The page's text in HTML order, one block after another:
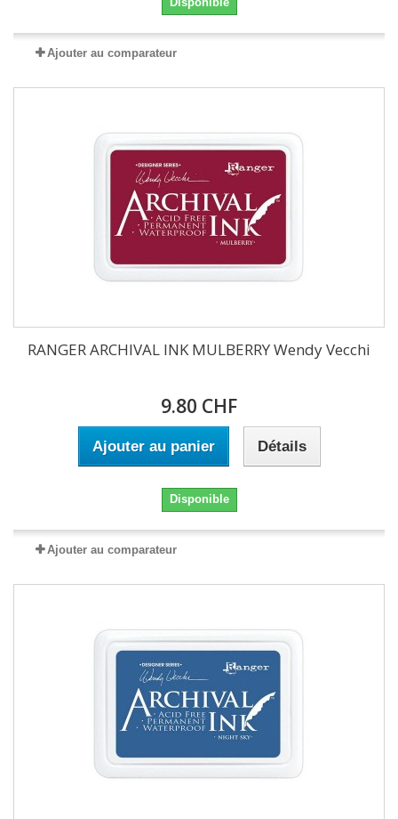
Ajouter au comparateur
RANGER ARCHIVAL INK MULBERRY Wendy Vecchi
9.80 CHF
Ajouter au panier Détails
Disponible
Ajouter au comparateur